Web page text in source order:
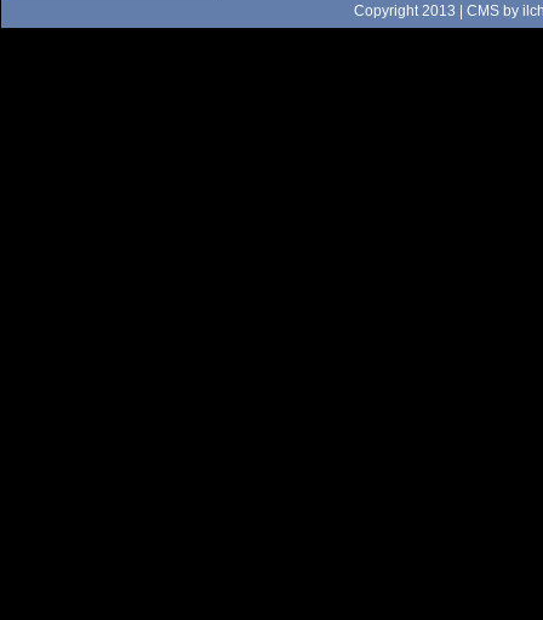
Copyright 2013 | CMS by